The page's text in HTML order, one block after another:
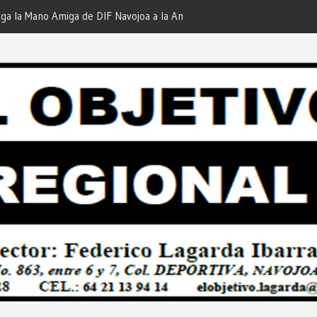
de DIF Navojoa a la Ampliación
de Servicios… Desde: Redacción
Nuestras Familias!…